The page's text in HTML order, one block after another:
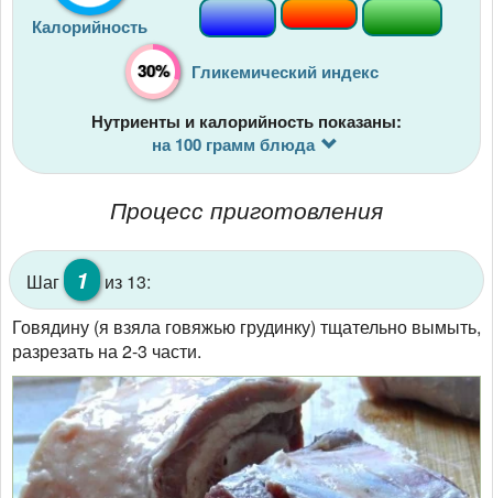
Калорийность
30% Гликемический индекс
Нутриенты и калорийность показаны:
на 100 грамм блюда
Процесс приготовления
Шаг 1
из 13:
Говядину (я взяла говяжью грудинку) тщательно вымыть,
разрезать на 2-3 части.